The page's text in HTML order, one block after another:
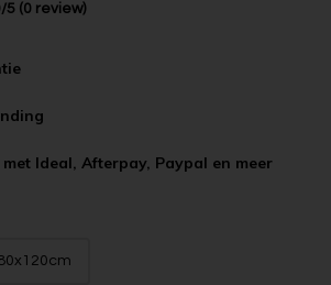
5 (0 review)
Ideal, Afterpay, Paypal en meer